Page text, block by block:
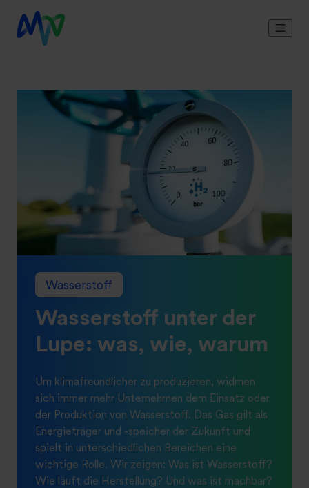
Wasserstoff
Wasserstoff unter der
Lupe: was, wie, warum
Um klimafreundlicher zu produzieren, widmen
sich immer mehr Unternehmen dem Einsatz oder
der Produktion von Wasserstoff. Das Gas gilt als
Energieträger und -speicher der Zukunft und
spielt in unterschiedlichen Bereichen eine
wichtige Rolle. Wir zeigen: Was ist Wasserstoff?
Wie läuft die Herstellung? Und was ist machbar?